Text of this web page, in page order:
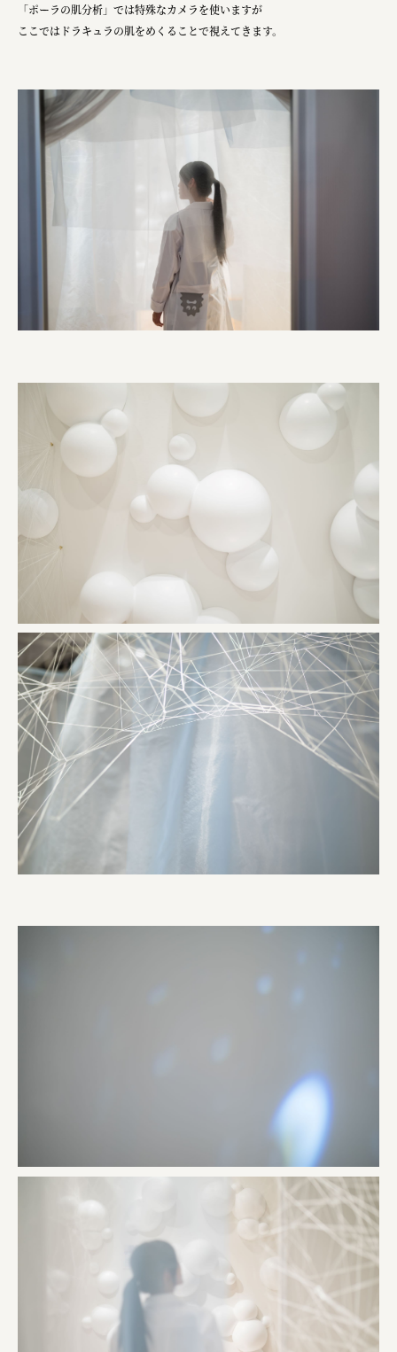
「ポーラの肌分析」では特殊なカメラを使いますが
ここではドラキュラの肌をめくることで視えてきます。